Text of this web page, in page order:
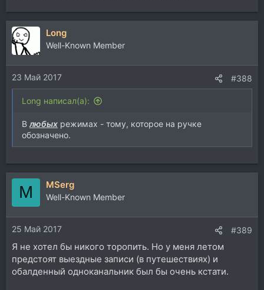
Long
Well-Known Member
23 Май 2017 #388
Long написал(а):
В любых режимах - тому, которое на ручке
обозначено.
M MSerg
Well-Known Member
25 Май 2017 #389
Я не хотел бы никого торопить. Но у меня летом
предстоят выездные записи (в путешествиях) и
обалденный одноканальник был бы очень кстати.